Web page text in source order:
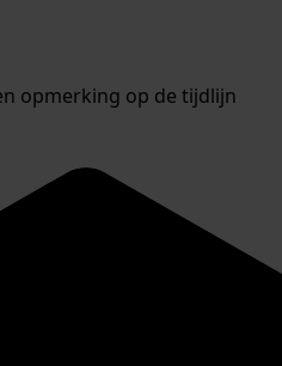
opmerking op de tijdlijn